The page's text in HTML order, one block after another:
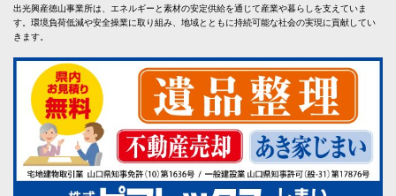
出光興産徳山事業所は、エネルギーと素材の安定供給を通じて産業や暮らしを支えていま
す。環境負荷低減や安全操業に取り組み、地域とともに持続可能な社会の実現に貢献してい
きます。